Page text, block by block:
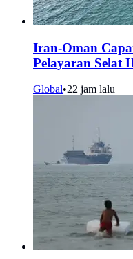
Iran-Oman
Pelayaran Selat
Global•22 jam lalu